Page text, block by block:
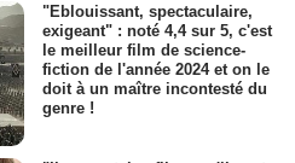
"Eblouissant, spectaculaire,
exigeant" : noté 4,4 sur 5, c'est
le meilleur film de science-
fiction de l'année 2024 et on le
doit à un maître incontesté du
genre !